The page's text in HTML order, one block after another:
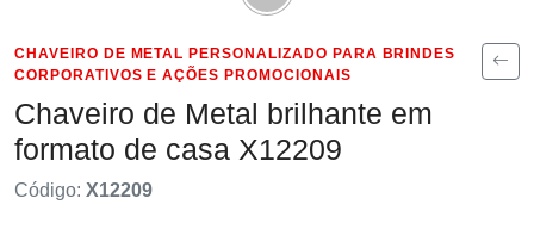
CHAVEIRO DE METAL PERSONALIZADO PARA BRINDES
CORPORATIVOS E AÇÕES PROMOCIONAIS
Chaveiro de Metal brilhante em
formato de casa X12209
Código: X12209